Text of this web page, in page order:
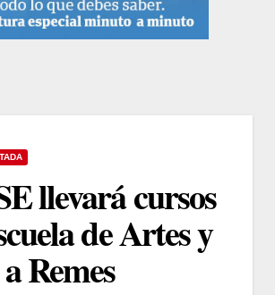
llevará cursos
de Artes y
Remes